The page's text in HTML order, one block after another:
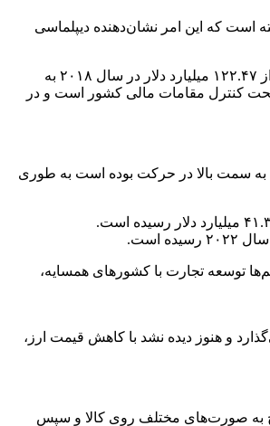
است که این امر نشان‌دهنده دیپلماسی
این نهاد بین‌المللی از سال ۲۰۱۹ در اقدامی تأمل‌برانگیز به دنبال اتخاذ سیاست فشار حداکثری از سوی دولت ترامپ علیه ایران به یک باره رقم ذخایر ارزی ایران را از ۱۲۲.۴۷ میلیارد دلار در سال ۲۰۱۸ به
و تحت کنترل مقامات مالی کشور است و در
با شیب تندی به سمت بالا در حرکت بوده است به طوری
توسعه تجارت با کشورهای همسایه،
و هنوز دیده نشد با کاهش قیمت ارز،
به صورت‌های مختلف روی کالا و سپس